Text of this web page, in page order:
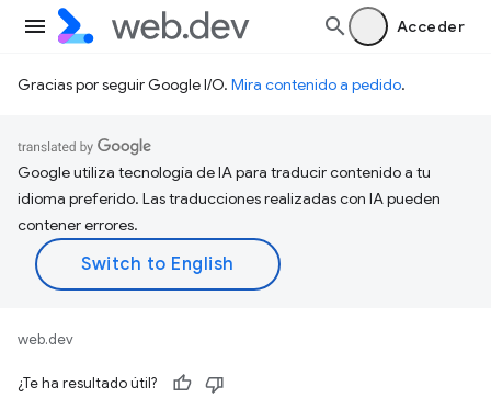
Acceder
Gracias por seguir Google I/O. Mira contenido a pedido.
Google utiliza tecnología de IA para traducir contenido a tu
idioma preferido. Las traducciones realizadas con IA pueden
contener errores.
web.dev
¿Te ha resultado útil?